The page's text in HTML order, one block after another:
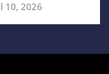
10, 2026